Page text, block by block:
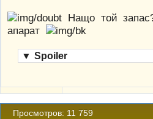
Нащо той
апарат
▼ Spoiler
Просмотров: 11 759